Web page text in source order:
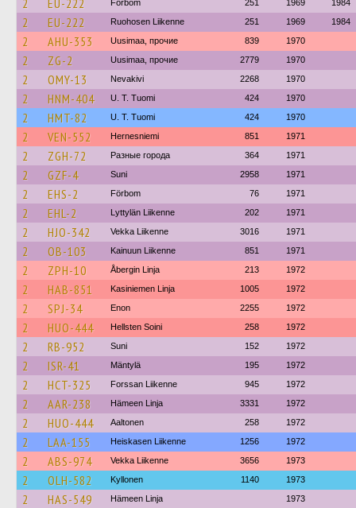
2 EU-222 Förbom 251 1969 1984
2 EU-222 Ruohosen Liikenne 251 1969 1984
2 AHU-353 Uusimaa, прочие 839 1970
2 ZG-2 Uusimaa, прочие 2779 1970
2 OMY-13 Nevakivi 2268 1970
2 HNM-404 U. T. Tuomi 424 1970
2 HMT-82 U. T. Tuomi 424 1970
2 VEN-552 Hernesniemi 851 1971
2 ZGH-72 Разные города 364 1971
2 GZF-4 Suni 2958 1971
2 EHS-2 Förbom 76 1971
2 EHL-2 Lyttylän Liikenne 202 1971
2 HJO-342 Vekka Liikenne 3016 1971
2 OB-103 Kainuun Liikenne 851 1971
2 ZPH-10 Åbergin Linja 213 1972
2 HAB-851 Kasiniemen Linja 1005 1972
2 SPJ-34 Enon 2255 1972
2 HUO-444 Hellsten Soini 258 1972
2 RB-952 Suni 152 1972
2 ISR-41 Mäntylä 195 1972
2 HCT-325 Forssan Liikenne 945 1972
2 AAR-238 Hämeen Linja 3331 1972
2 HUO-444 Aaltonen 258 1972
2 LAA-155 Heiskasen Liikenne 1256 1972
2 ABS-974 Vekka Liikenne 3656 1973
2 OLH-582 Kyllonen 1140 1973
2 HAS-549 Hämeen Linja 1973